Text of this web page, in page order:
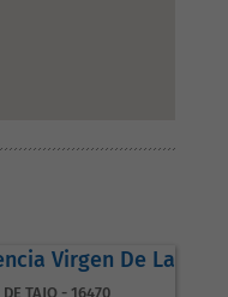
Virgen De Las
TAJO - 16470